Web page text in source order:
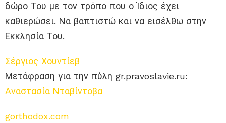
δώρο Του με τον τρόπο που ο Ίδιος έχει
καθιερώσει. Να βαπτιστώ και να εισέλθω στην
Εκκλησία Του.
Σέργιος Χουντίεβ
Μετάφραση για την πύλη gr.pravoslavie.ru:
Αναστασία Νταβίντοβα
gorthodox.com